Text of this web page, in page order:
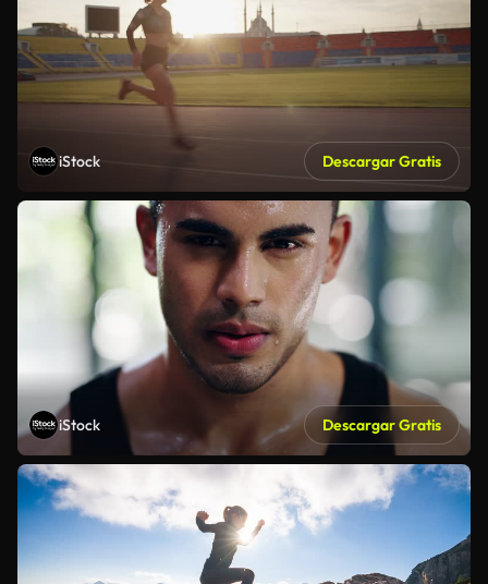
iStock Descargar Gratis
iStock Descargar Gratis